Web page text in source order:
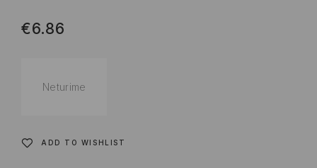
€6.86
Neturime
ADD TO WISHLIST